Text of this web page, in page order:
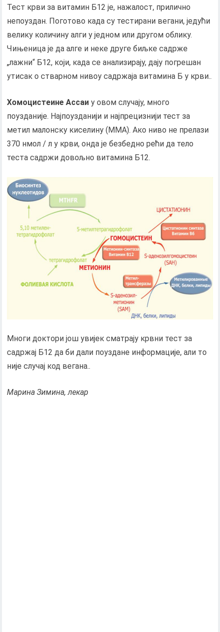
Тест крви за витамин Б12 је, нажалост, прилично
непоуздан. Поготово када су тестирани вегани, једући
велику количину алги у једном или другом облику.
Чињеница је да алге и неке друге биљке садрже
„лажни“ Б12, који, када се анализирају, дају погрешан
утисак о стварном нивоу садржаја витамина Б у крви..
Хомоцистеине Ассаи у овом случају, много
поузданије. Најпоузданији и најпрецизнији тест за
метил малонску киселину (ММА). Ако ниво не прелази
370 нмол / л у крви, онда је безбедно рећи да тело
теста садржи довољно витамина Б12.
Многи доктори још увијек сматрају крвни тест за
садржај Б12 да би дали поуздане информације, али то
није случај код вегана..
Марина Зимина, лекар